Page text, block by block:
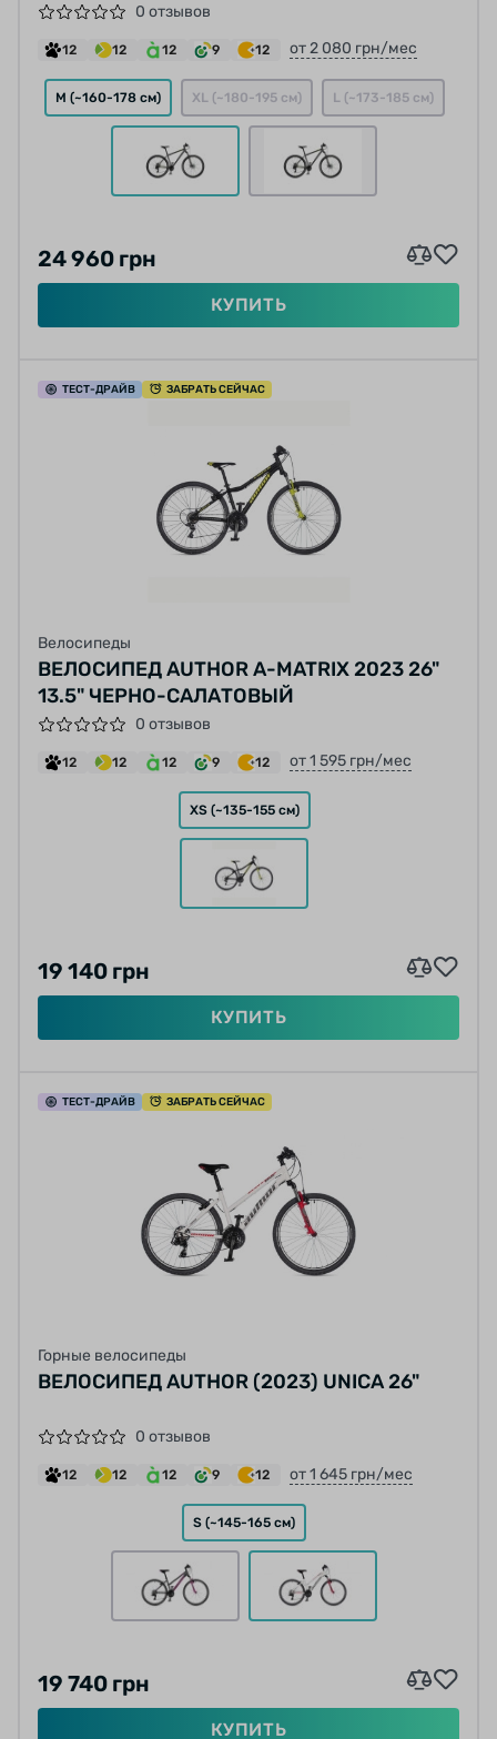
0 отзывов
12 12 12 9 12 от 2 080 грн/мес
M (~160-178 см) XL (~180-195 см) L (~173-185 см)
24 960 грн
КУПИТЬ
ТЕСТ-ДРАЙВ ЗАБРАТЬ СЕЙЧАС
Велосипеды
ВЕЛОСИПЕД AUTHOR A-MATRIX 2023 26"
13.5" ЧЕРНО-САЛАТОВЫЙ
0 отзывов
12 12 12 9 12 от 1 595 грн/мес
XS (~135-155 см)
19 140 грн
КУПИТЬ
ТЕСТ-ДРАЙВ ЗАБРАТЬ СЕЙЧАС
Горные велосипеды
ВЕЛОСИПЕД AUTHOR (2023) UNICA 26"
0 отзывов
12 12 12 9 12 от 1 645 грн/мес
S (~145-165 см)
19 740 грн
КУПИТЬ